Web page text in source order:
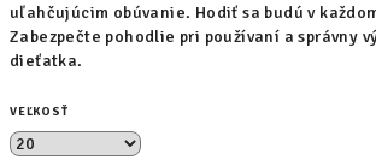
uľahčujúcim obúvanie. Hodiť sa budú v
Zabezpečte pohodlie pri používaní a správny
dieťatka.
VEĽKOSŤ